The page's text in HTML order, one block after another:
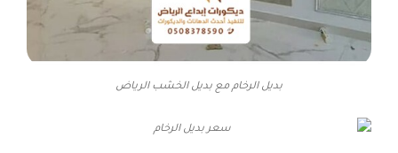
بديل الرخام مع بديل الخشب الرياض